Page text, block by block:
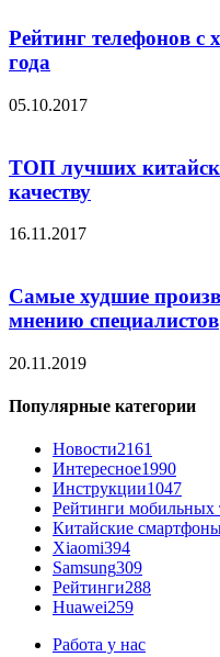
Рейтинг телефонов с
года
05.10.2017
ТОП лучших
качеству
16.11.2017
Самые худшие
мнению специалистов
20.11.2019
Популярные категории
Новости2161
Интересное1990
Инструкции1047
Рейтинги мобильных
Китайские
Xiaomi394
Samsung309
Рейтинги288
Huawei259
Работа у нас